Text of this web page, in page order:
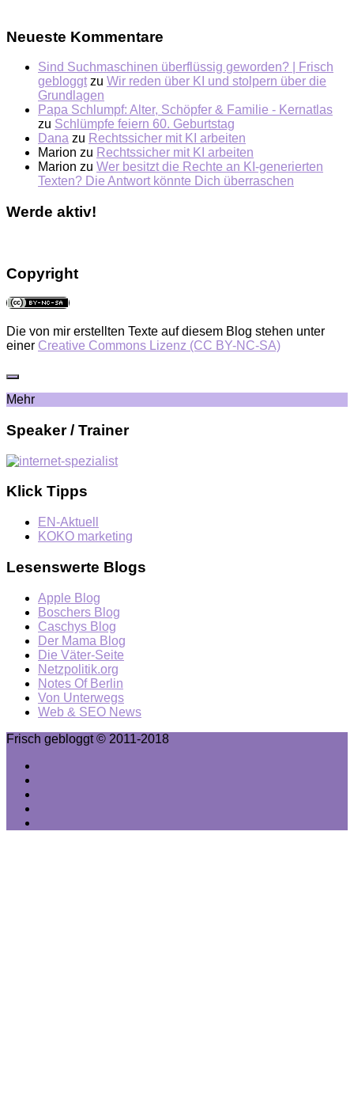
Neueste Kommentare
Sind Suchmaschinen überflüssig geworden? | Frisch
gebloggtzu Wir reden über KI und stolpern über die
Grundlagen
Papa Schlumpf: Alter, Schöpfer & Familie - Kernatlas
zu Schlümpfe feiern 60. Geburtstag
Dana zu Rechtssicher mit KI arbeiten
Marion zu Rechtssicher mit KI arbeiten
Marion zu Wer besitzt die Rechte an KI-generierten
Texten? Die Antwort könnte Dich überraschen
Werde aktiv!
Copyright
Die von mir erstellten Texte auf diesem Blog stehen unter
einer Creative Commons Lizenz (CC BY-NC-SA)
Mehr
Speaker / Trainer
Klick Tipps
EN-Aktuell
KOKO marketing
Lesenswerte Blogs
Apple Blog
Boschers Blog
Caschys Blog
Der Mama Blog
Die Väter-Seite
Netzpolitik.org
Notes Of Berlin
Von Unterwegs
Web & SEO News
Frisch gebloggt © 2011-2018